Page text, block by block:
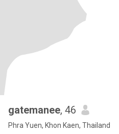
gatemanee, 46
Phra Yuen, Khon Kaen, Thailand